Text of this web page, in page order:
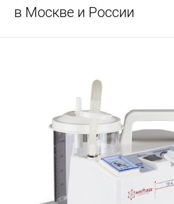
в Москве и России